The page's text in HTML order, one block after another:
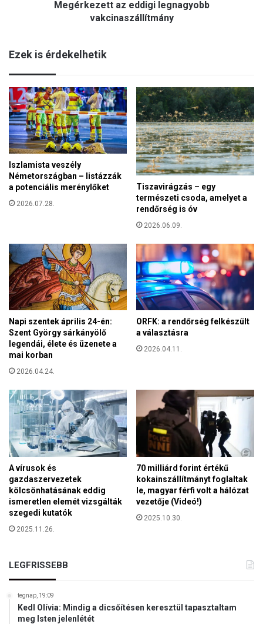
n
e
k
,
a
h
o
l
s
é
r
i
v
a
l
l
á
s
s
z
a
b
a
s
á
o
t
e
i
g
i
l
e
g
n
a
g
y
v
a
k
c
i
a
s
l
l
í
á
n
Megérkezett az eddigi legnagyobb
vakcinaszállítmány
Ezek is érdekelhetik
Iszlamista veszély
Németországban – listázzák
a potenciális merénylőket
2026.07.28.
Tiszavirágzás – egy
természeti csoda, amelyet a
rendőrség is óv
2026.06.09.
Napi szentek április 24-én:
Szent György sárkányölő
legendái, élete és üzenete a
mai korban
2026.04.24.
ORFK: a rendőrség felkészült
a választásra
2026.04.11.
A vírusok és
gazdaszervezetek
kölcsönhatásának eddig
ismeretlen elemét vizsgálták
szegedi kutatók
2025.11.26.
70 milliárd forint értékű
kokainszállítmányt foglaltak
le, magyar férfi volt a hálózat
vezetője (Videó!)
2025.10.30.
LEGFRISSEBB
tegnap, 19:09
Kedl Olívia: Mindig a dicsőítésen keresztül tapasztaltam
meg Isten jelenlétét